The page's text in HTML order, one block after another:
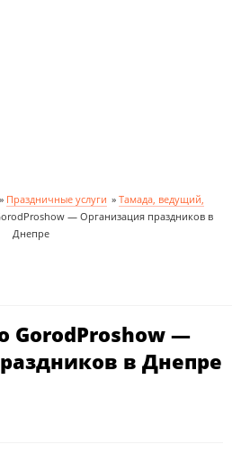
» Праздничные услуги » Тамада, ведущий,
— Организация праздников в
Днепре
GorodProshow —
в Днепре